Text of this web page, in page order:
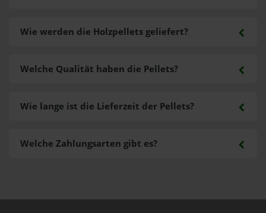
Wie werden die Holzpellets geliefert?
Welche Zahlungsarten gibt es?
Welche Qualität haben die Pellets?
Wie lange ist die Lieferzeit der Pellets?